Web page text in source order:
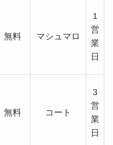
無料 マシュマロ
1
営
業
日
無料 コート
3
営
業
日